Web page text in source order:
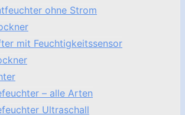
ohne Strom
mit Feuchtigkeitssensor
– alle Arten
Ultraschall